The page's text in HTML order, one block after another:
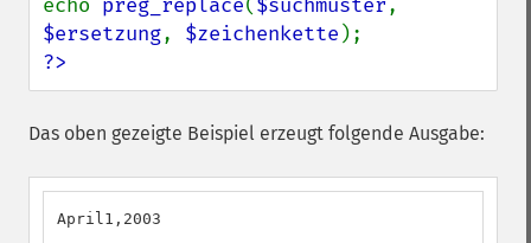
echo preg_replace($suchmuster
$ersetzung, $zeichenkette
?>
Das oben gezeigte Beispiel erzeugt folgende Ausgabe:
April1,2003